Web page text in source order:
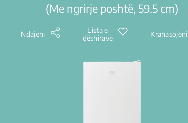
(Me ngrirje poshtë, 59.5 cm)
Ndajeni
Lista e
dëshirave
Krahasojeni